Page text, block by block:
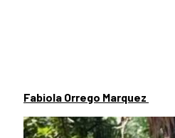
Fabiola Orrego Marquez